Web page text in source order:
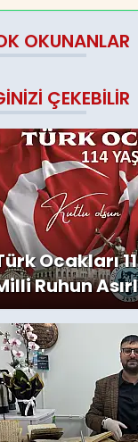
OKUNANLAR
ÇEKEBILIR
Ocakları
Ruhun